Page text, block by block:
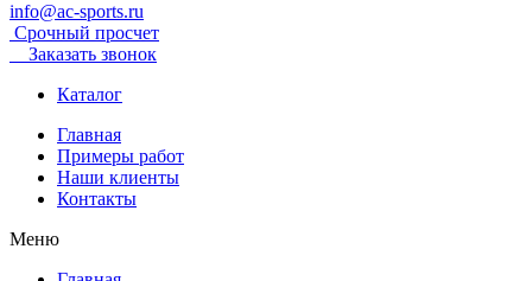
info@ac-sports.ru
Срочный просчет
Заказать звонок
Каталог
Главная
Примеры работ
Наши клиенты
Контакты
Меню